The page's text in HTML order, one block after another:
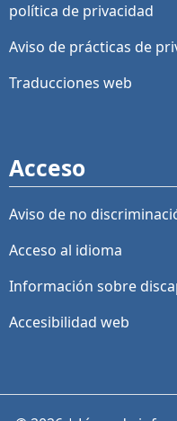
política de privacidad
Aviso de prácticas de
Traducciones web
Acceso
Aviso de no
Acceso al idioma
Información sobre
Accesibilidad web